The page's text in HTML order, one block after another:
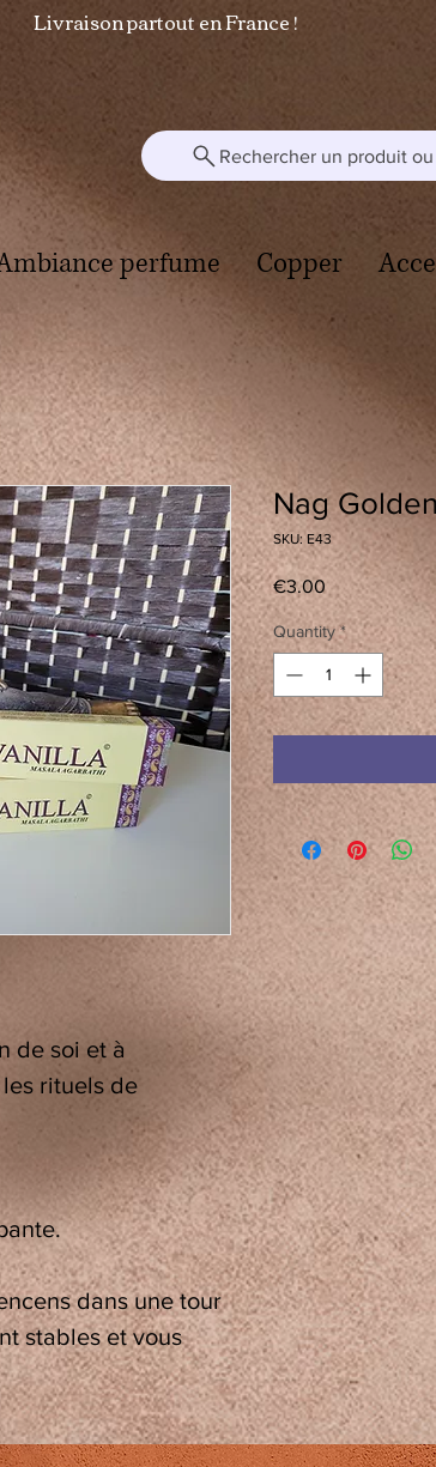
Livraison partout en France !
Rechercher un produit
perfume Copper
de soi et à
rituels de
dans une tour
stables et vous
Nag
SKU: E43
€3.00Price
Quantity *